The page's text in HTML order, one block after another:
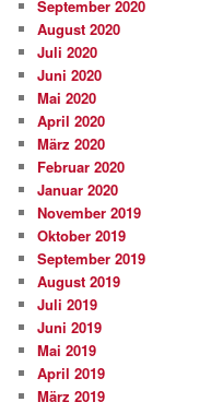
September 2020
August 2020
Juli 2020
Juni 2020
Mai 2020
April 2020
März 2020
Februar 2020
Januar 2020
November 2019
Oktober 2019
September 2019
August 2019
Juli 2019
Juni 2019
Mai 2019
April 2019
März 2019